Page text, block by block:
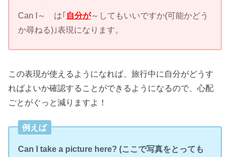
Can I～ は｢ 自分が～してもいいですか(可能かどう
か尋ねる)｣表現になります。
この表現が使えるようになれば、旅行中に自分がどうす
ればよいか確認することができるようになるので、心配
ごとがぐっと減りますよ！
例えば
Can I take a picture here? (ここで写真をとっても